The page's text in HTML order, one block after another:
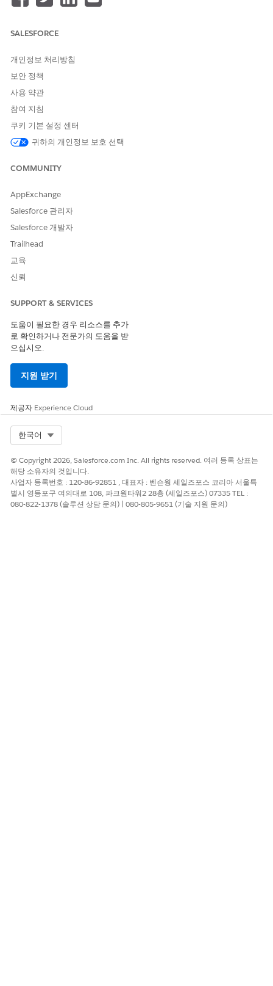
스트를 만듭니다.
을 작성하고 수정합니다. 편집은 레코드 시스템인 Salesforce에
승인 배포 및 추적: 커뮤니케이션 캠페인을 시작하여 직원에게
새 정책 또는 기존 정책 업데이트를 알립니다. 직원은 포털의 증
권 허브 내에서 문서를 검토하고 디지털 방식으로 서명할 수 있
습니다.
감사 증거 수집: 모든 디지털 서명에 대한 타임스탬프, 사용자
ID, 특정 정책 버전을 기록하는 확인 가능한 로그를 유지합니다.
추적할 수 있도록 충족하는 정책, 제어, 위험에 연결합니다.
IT 규정 준수를 위한 정책 관리 기능 설정
요한 기본 설정을 구성합니다. 작성 도구를 활성화하고, 문서 공
동 작업을 위해 Microsoft 365와 통합하고, 정책을 배포하고 직
정책 프레임워크를 설정합니다.
내부 표준의 전체 수명 주기를 관리하여 정확하고 체계적이며
감사 준비가 된지 확인합니다. 정책 조항 초안을 작성하고 규제
봅니다. 직원의 승인을 실시간으로 추적하여 조직의 규정 준수
예 아니요
SALESFORCE
개인정보 처리방침
보안 정책
사용 약관
참여 지침
쿠키 기본 설정 센터
귀하의 개인정보 보호 선택
COMMUNITY
AppExchange
Salesforce 관리자
Salesforce 개발자
Trailhead
교육
신뢰
SUPPORT & SERVICES
도움이 필요한 경우 리소스를 추가
로 확인하거나 전문가의 도움을 받
으십시오.
지원 받기
제공자 Experience Cloud
한국어
© Copyright 2026, Salesforce.com Inc. All rights reserved. 여러 등록 상표는
해당 소유자의 것입니다.
사업자 등록번호 : 120-86-92851 , 대표자 : 벤슨웡 세일즈포스 코리아 서울특
별시 영등포구 여의대로 108, 파크원타워2 28층 (세일즈포스) 07335 TEL :
080-822-1378 (솔루션 상담 문의) | 080-805-9651 (기술 지원 문의)